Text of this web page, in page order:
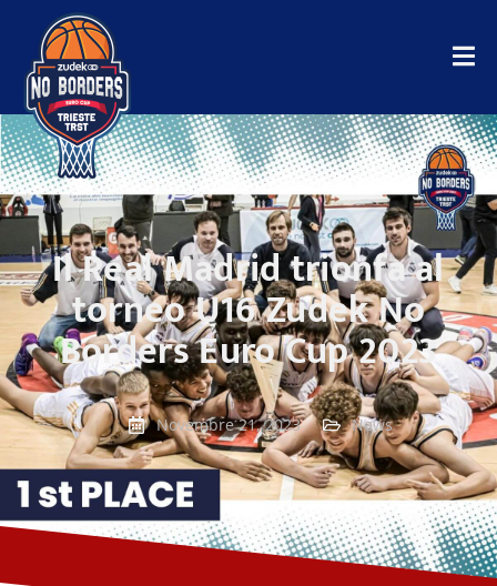
Il Real Madrid trionfa al
torneo U16 Zudek No
Borders Euro Cup 2023
Novembre 21, 2023 News